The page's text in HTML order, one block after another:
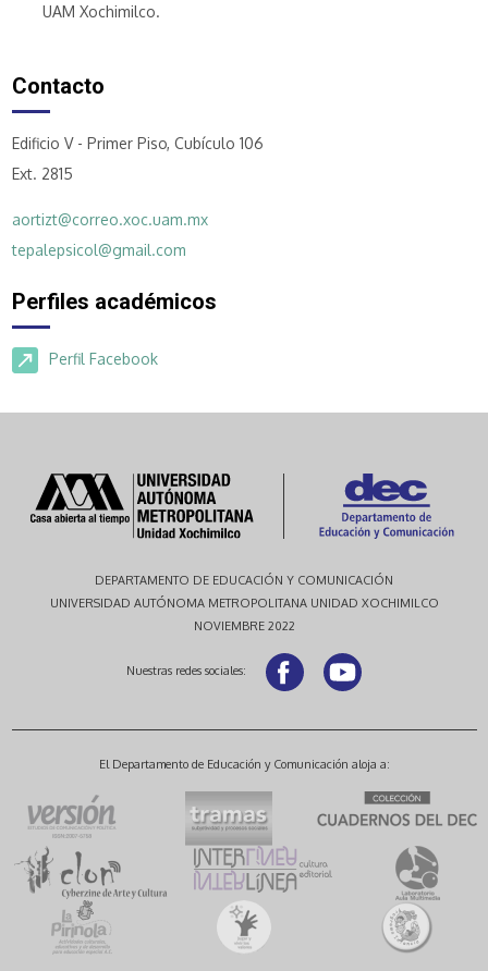
UAM Xochimilco.
Contacto
Edificio V - Primer Piso, Cubículo 106
Ext. 2815
aortizt@correo.xoc.uam.mx
tepalepsicol@gmail.com
Perfiles académicos
Perfil Facebook
DEPARTAMENTO DE EDUCACIÓN Y COMUNICACIÓN
UNIVERSIDAD AUTÓNOMA METROPOLITANA UNIDAD XOCHIMILCO
NOVIEMBRE 2022
Nuestras redes sociales:
El Departamento de Educación y Comunicación aloja a: